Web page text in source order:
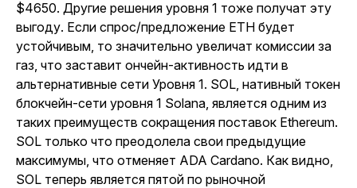
$4650. Другие решения уровня 1 тоже получат эту
выгоду. Если спрос/предложение ETH будет
устойчивым, то значительно увеличат комиссии за
газ, что заставит ончейн-активность идти в
альтернативные сети Уровня 1. SOL, нативный токен
блокчейн-сети уровня 1 Solana, является одним из
таких преимуществ сокращения поставок Ethereum.
SOL только что преодолела свои предыдущие
максимумы, что отменяет ADA Cardano. Как видно,
SOL теперь является пятой по рыночной